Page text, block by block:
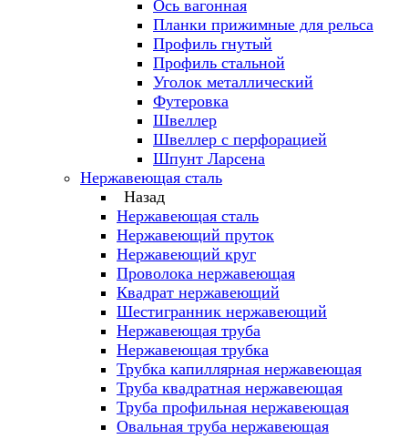
Ось вагонная
Планки прижимные для рельса
Профиль гнутый
Профиль стальной
Уголок металлический
Футеровка
Швеллер
Швеллер с перфорацией
Шпунт Ларсена
Нержавеющая сталь
Назад
Нержавеющая сталь
Нержавеющий пруток
Нержавеющий круг
Проволока нержавеющая
Квадрат нержавеющий
Шестигранник нержавеющий
Нержавеющая труба
Нержавеющая трубка
Трубка капиллярная нержавеющая
Труба квадратная нержавеющая
Труба профильная нержавеющая
Овальная труба нержавеющая